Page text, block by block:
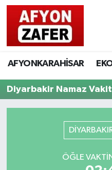
AFYONKARAHİSAR
Diyarbakir Namaz
ÖĞLE